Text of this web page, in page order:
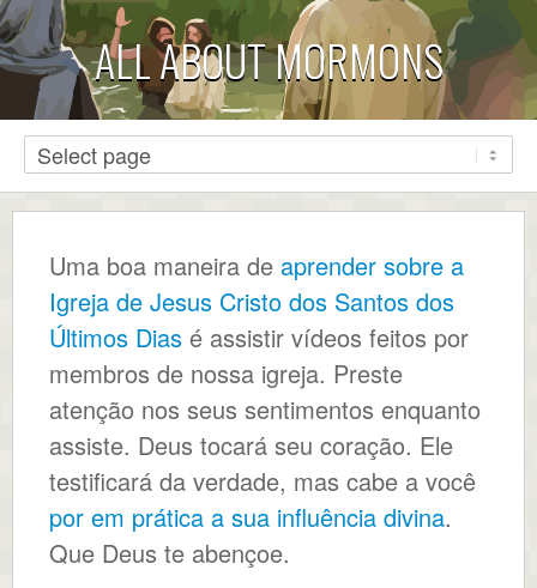
ALL ABOUT MORMONS
Uma boa maneira de aprender sobre a
Igreja de Jesus Cristo dos Santos dos
Últimos Dias é assistir vídeos feitos por
membros de nossa igreja. Preste
atenção nos seus sentimentos enquanto
assiste. Deus tocará seu coração. Ele
testificará da verdade, mas cabe a você
por em prática a sua influência divina.
Que Deus te abençoe.